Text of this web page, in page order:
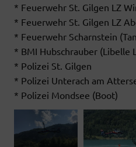
* Feuerwehr St. Gilgen LZ
* Feuerwehr St. Gilgen LZ
* Feuerwehr Scharnstein
* BMI Hubschrauber (Libelle
* Polizei St. Gilgen
* Polizei Unterach am
* Polizei Mondsee (Boot)